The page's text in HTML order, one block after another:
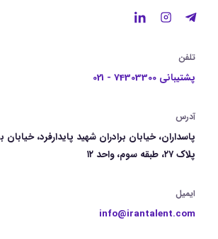
تلفن
پشتیبانی 74303300 - 021
آدرس
پاسداران، خیابان برادران شهید پایدارفرد،
پلاک ۲۷، طبقه سوم، واحد ۱۲
ایمیل
info@irantalent.com